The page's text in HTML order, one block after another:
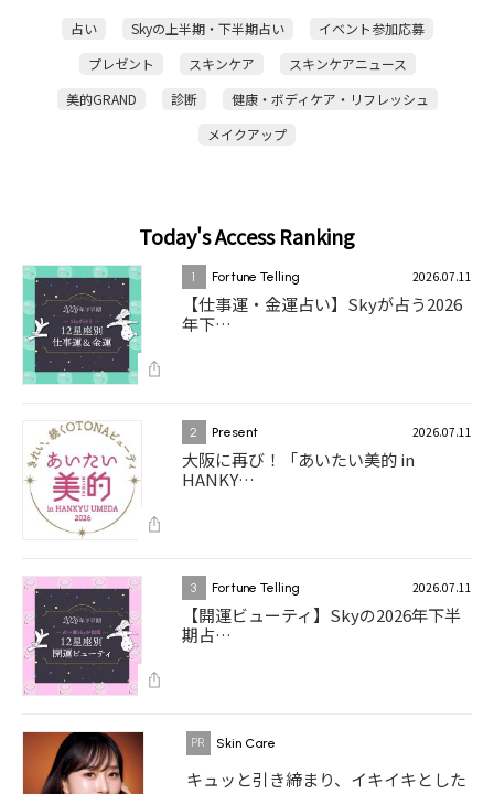
占い Skyの上半期・下半期占い
イベント参加応募
プレゼント
スキンケア
スキンケアニュース
美的GRAND
診断
健康・ボディケア・リフレッシュ
メイクアップ
Today's Access Ranking
1 Fortune Telling 2026.07.11
【仕事運・金運占い】Skyが占う2026
年下…
2 Present 2026.07.11
大阪に再び！「あいたい美的 in
HANKY…
3 Fortune Telling 2026.07.11
【開運ビューティ】Skyの2026年下半
期占…
Skin Care
キュッと引き締まり、イキイキとした